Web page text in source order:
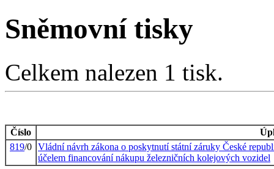
Sněmovní tisky
Celkem nalezen 1 tisk.
Číslo
819/0 Vládní návrh zákona o poskytnutí státní záruky České
účelem financování nákupu železničních kolejových vozidel